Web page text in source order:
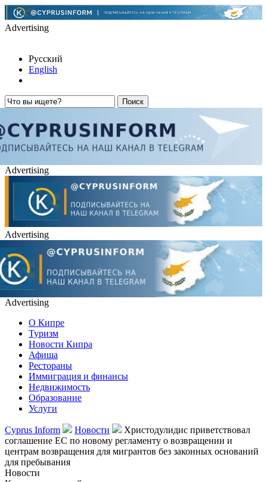
Advertising
Русский
English
Advertising
Advertising
Advertising
О Кипре
Туризм
Новости Кипра
Афиша
Рестораны
Иммиграция и финансы
Недвижимость
Образование
Услуги
Cyprus Inform Новости
Христодулидис приветствовал
соглашение ЕС по новому регламенту о возвращении и
центрам возвращения для мигрантов без законных оснований
для пребывания
Новости